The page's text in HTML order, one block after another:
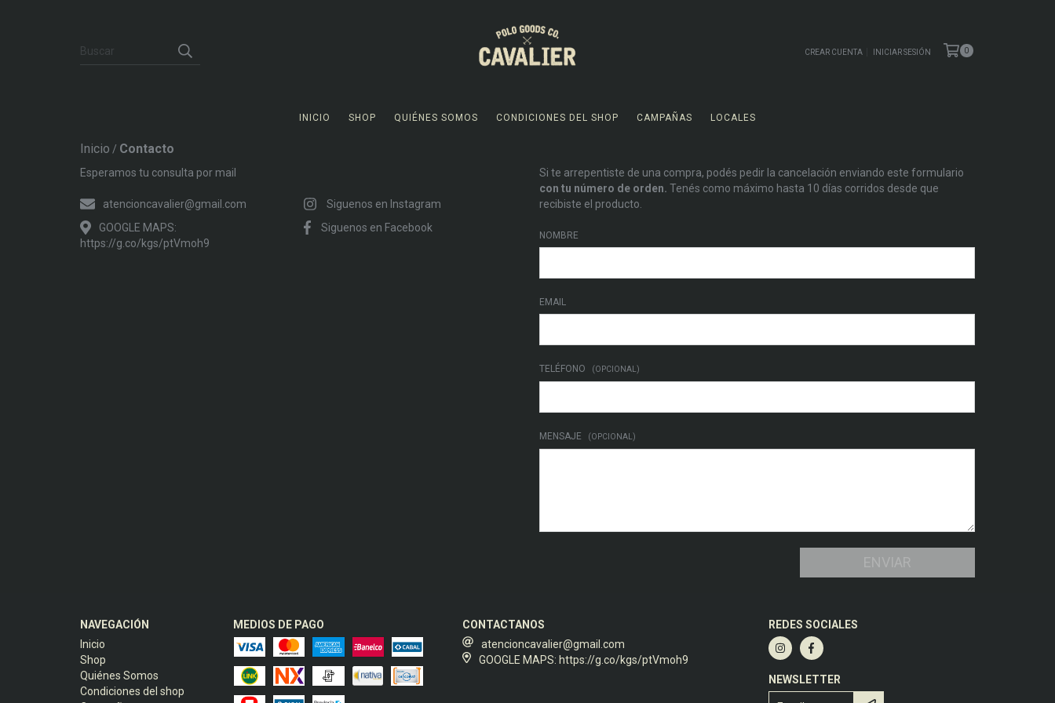
CREAR CUENTA INICIAR SESIÓN 0
INICIO SHOP QUIÉNES SOMOS CONDICIONES DEL SHOP CAMPAÑAS LOCALES
Inicio / Contacto
Esperamos tu consulta por mail
atencioncavalier@gmail.com
GOOGLE MAPS:
https://g.co/kgs/ptVmoh9
Siguenos en Instagram
Siguenos en Facebook
Si te arrepentiste de una compra, podés pedir la cancelación enviando este formulario
con tu número de orden. Tenés como máximo hasta 10 días corridos desde que
recibiste el producto.
NOMBRE
EMAIL
TELÉFONO (OPCIONAL)
MENSAJE (OPCIONAL)
NAVEGACIÓN
Inicio
Shop
Quiénes Somos
Condiciones del shop
MEDIOS DE PAGO
CONTACTANOS
atencioncavalier@gmail.com
GOOGLE MAPS: https://g.co/kgs/ptVmoh9
REDES SOCIALES
NEWSLETTER